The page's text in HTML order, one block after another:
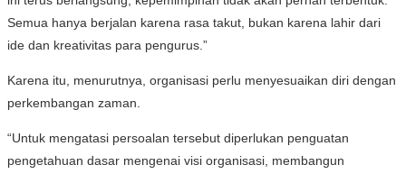
Semua hanya berjalan karena rasa takut, bukan karena lahir dari
ide dan kreativitas para pengurus.”
Karena itu, menurutnya, organisasi perlu menyesuaikan diri dengan
perkembangan zaman.
“Untuk mengatasi persoalan tersebut diperlukan penguatan
pengetahuan dasar mengenai visi organisasi, membangun